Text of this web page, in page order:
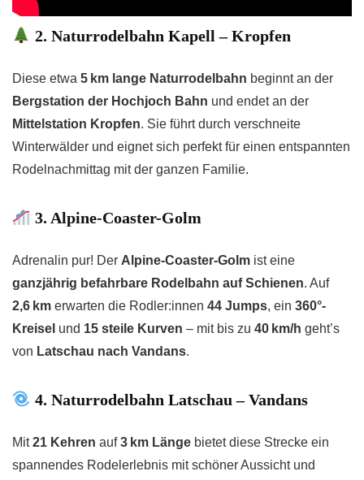
2. Naturrodelbahn Kapell – Kropfen
Diese etwa 5 km lange Naturrodelbahn beginnt an der
Bergstation der Hochjoch Bahn und endet an der
Mittelstation Kropfen. Sie führt durch verschneite
Winterwälder und eignet sich perfekt für einen entspannten
Rodelnachmittag mit der ganzen Familie.
3. Alpine-Coaster-Golm
Adrenalin pur! Der Alpine-Coaster-Golm ist eine
ganzjährig befahrbare Rodelbahn auf Schienen. Auf
2,6 km erwarten die Rodler:innen 44 Jumps, ein 360°-
Kreisel und 15 steile Kurven – mit bis zu 40 km/h geht’s
von Latschau nach Vandans.
4. Naturrodelbahn Latschau – Vandans
Mit21 Kehren auf3 km Länge bietet diese Strecke ein
spannendes Rodelerlebnis mit schöner Aussicht und